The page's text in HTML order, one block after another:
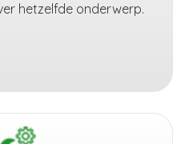
hetzelfde onderwerp.